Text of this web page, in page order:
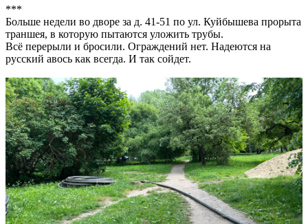
***
Больше недели во дворе за д. 41-51 по ул. Куйбышева прорыта
траншея, в которую пытаются уложить трубы.
Всё перерыли и бросили. Ограждений нет. Надеются на
русский авось как всегда. И так сойдет.